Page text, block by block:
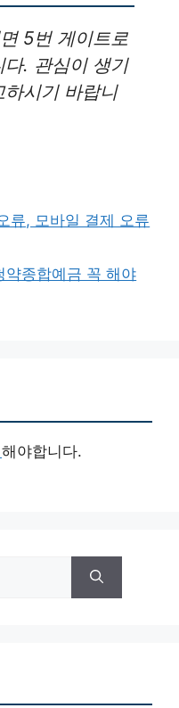
5번 게이트로
. 관심이 생기
시기 바랍니
류, 모바일 결제 오류
약종합예금 꼭 해야
해야합니다.